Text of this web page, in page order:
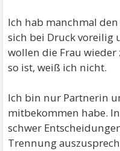
Ich hab manchmal
sich bei Druck voreilig
wollen die Frau wieder
so ist, weiß ich nicht.
Ich bin nur Partnerin
mitbekommen habe.
schwer
Trennung